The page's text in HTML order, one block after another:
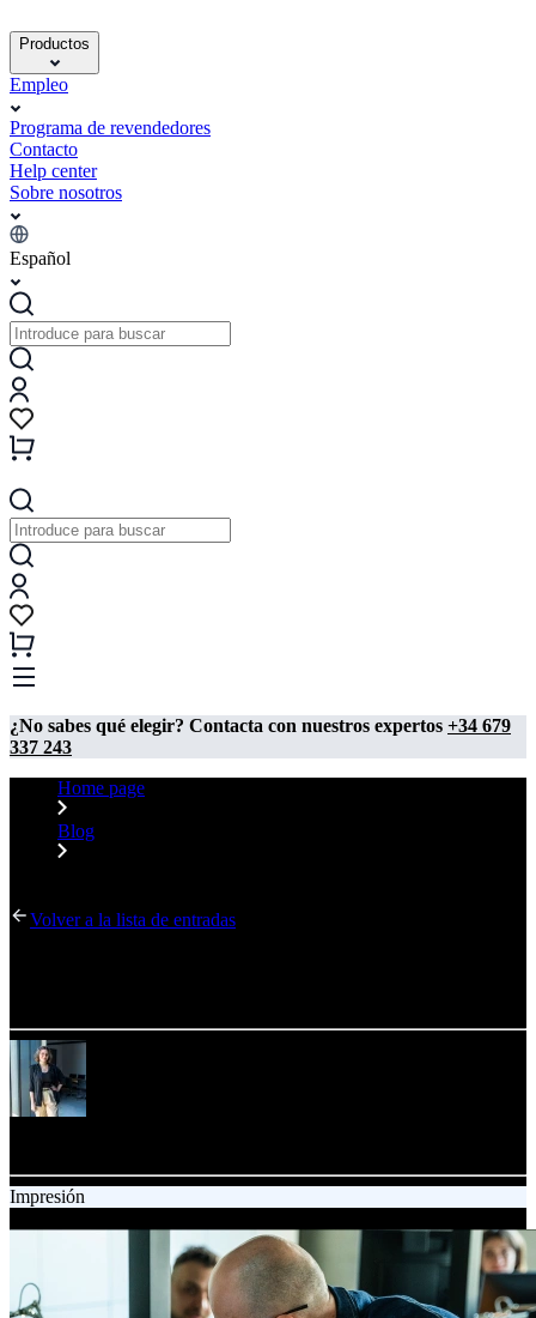
Productos
Empleo
Programa de revendedores
Contacto
Help center
Sobre nosotros
Español
¿No sabes qué elegir? Contacta con nuestros expertos +34 679
337 243
Home page
Blog
Volver a la lista de entradas
Impresión